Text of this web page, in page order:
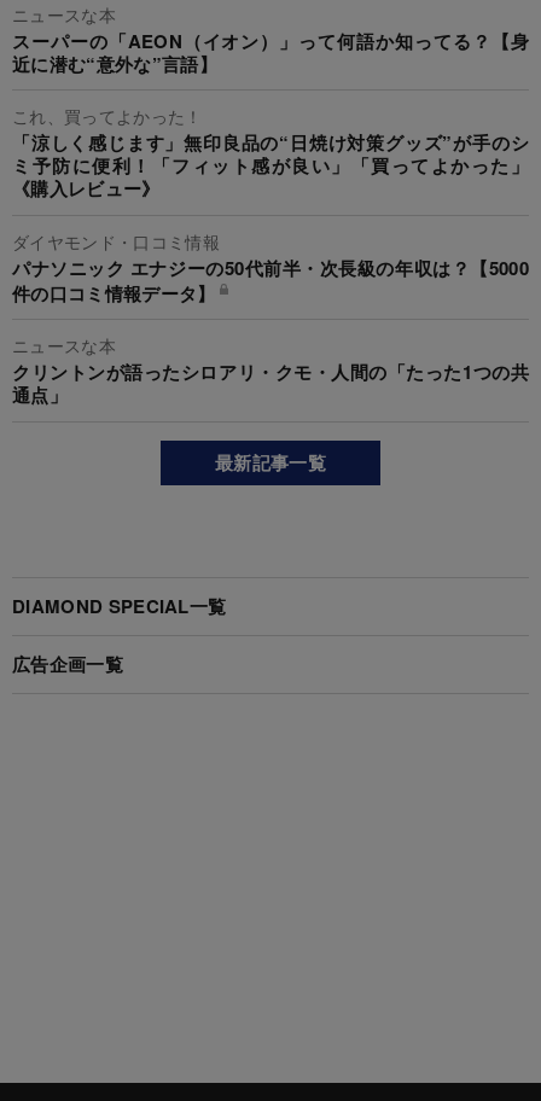
ニュースな本
スーパーの「AEON（イオン）」って何語か知ってる？【身
近に潜む“意外な”言語】
これ、買ってよかった！
「涼しく感じます」無印良品の“日焼け対策グッズ”が手のシ
ミ予防に便利！「フィット感が良い」「買ってよかった」
《購入レビュー》
ダイヤモンド・口コミ情報
パナソニック エナジーの50代前半・次長級の年収は？【5000
件の口コミ情報データ】
ニュースな本
クリントンが語ったシロアリ・クモ・人間の「たった1つの共
通点」
最新記事一覧
DIAMOND SPECIAL一覧
広告企画一覧